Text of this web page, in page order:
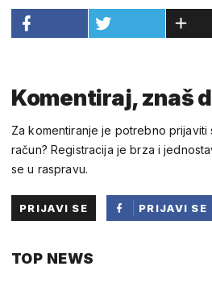
Komentiraj, znaš
Za komentiranje je potrebno prijaviti
račun? Registracija je brza i
se u raspravu.
PRIJAVI SE
PRIJAVI SE
TOP NEWS